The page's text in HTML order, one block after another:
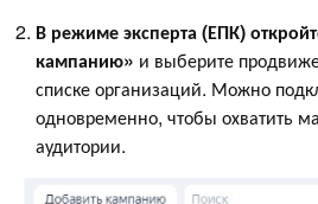
В режиме эксперта (ЕПК)
кампанию» и выберите
списке организаций. Можно
одновременно, чтобы охватить
аудитории.